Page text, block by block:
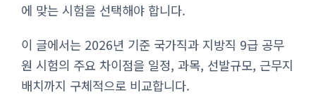
에 맞는 시험을 선택해야 합니다.
이 글에서는 2026년 기준 국가직과 지방직 9급 공무
원 시험의 주요 차이점을 일정, 과목, 선발규모, 근무지
배치까지 구체적으로 비교합니다.